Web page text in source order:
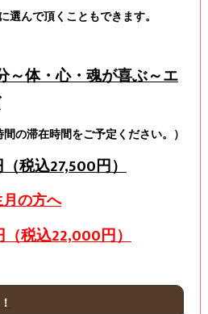
んで頂くこともできます。
～体・心・魂が喜ぶ～エ
の滞在時間をご予定ください。）
税込27,500円）
の方へ
税込22,000円）